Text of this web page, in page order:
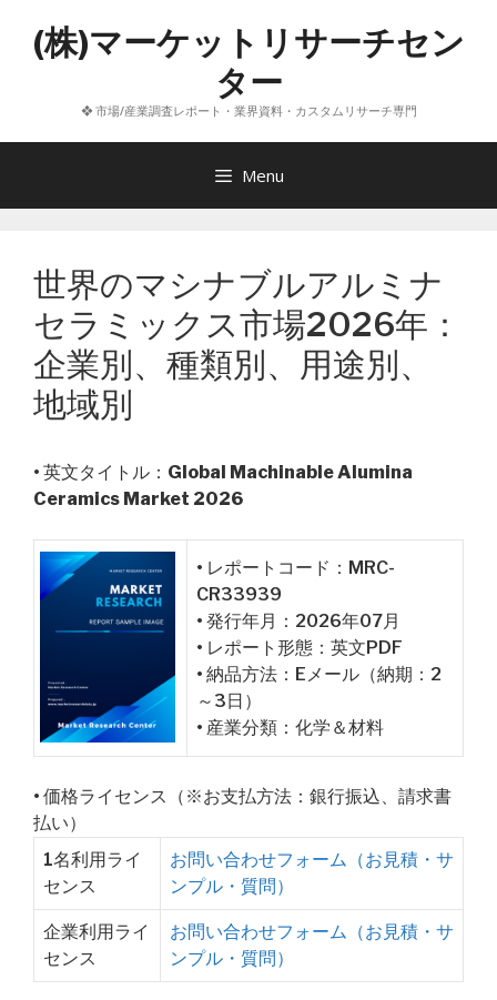
へ
(株)マーケットリサーチセン
ター
❖ 市場/産業調査レポート・業界資料・カスタムリサーチ専門
Menu
世界のマシナブルアルミナ
セラミックス市場2026年：
企業別、種類別、用途別、
地域別
• 英文タイトル： Global Machinable Alumina
Ceramics Market 2026
• レポートコード：MRC-
CR33939
• 発行年月：2026年07月
• レポート形態：英文PDF
• 納品方法：Eメール（納期：2
～3日）
• 産業分類：化学＆材料
• 価格ライセンス（※お支払方法：銀行振込、請求書
払い）
1名利用ライ
センス
お問い合わせフォーム（お見積・サ
ンプル・質問）
企業利用ライ
センス
お問い合わせフォーム（お見積・サ
ンプル・質問）